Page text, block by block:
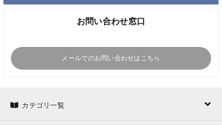
お問い合わせ窓口
メールでのお問い合わせはこちら
カテゴリ一覧